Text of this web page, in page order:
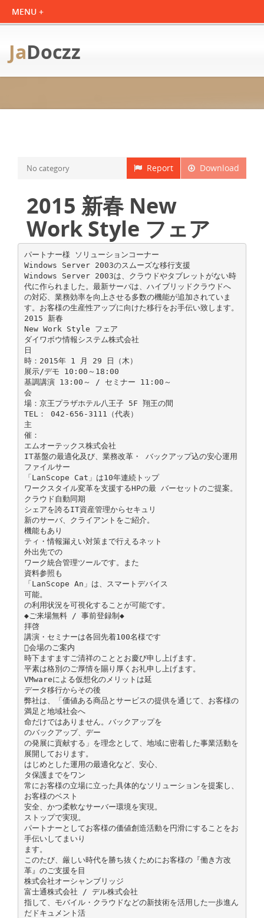
JaDoczz
Download
Report
No category
2015 新春 New
Work Style フェア
パートナー様 ソリューションコーナー
Windows Server 2003のスムーズな移行支援
Windows Server 2003は、クラウドやタブレットがない時
代に作られました。最新サーバは、ハイブリッドクラウドへ
の対応、業務効率を向上させる多数の機能が追加されていま
す。お客様の生産性アップに向けた移行をお手伝い致します。
2015 新春
New Work Style フェア
ダイワボウ情報システム株式会社
日
時：2015年 1 月 29 日（木）
展示/デモ 10:00～18:00
基調講演 13:00～ / セミナー 11:00～
会
場：京王プラザホテル八王子 5F 翔王の間
TEL： 042-656-3111（代表）
主
催：
エムオーテックス株式会社
IT基盤の最適化及び、業務改革・ バックアップ込の安心運用
ファイルサー
「LanScope Cat」は10年連続トップ
ワークスタイル変革を支援するHPの最 バーセットのご提案。
クラウド自動同期
シェアを誇るIT資産管理からセキュリ
新のサーバ、クライアントをご紹介。
機能もあり
ティ・情報漏えい対策まで行えるネット
外出先での
ワーク統合管理ツールです。また
資料参照も
「LanScope An」は、スマートデバイス
可能。
の利用状況を可視化することが可能です。
◆ご来場無料 / 事前登録制◆
拝啓
講演・セミナーは各回先着100名様です
会場のご案内
時下ますますご清祥のこととお慶び申し上げます。
平素は格別のご厚情を賜り厚くお礼申し上げます。
VMwareによる仮想化のメリットは延
データ移行からその後
弊社は、「価値ある商品とサービスの提供を通じて、お客様の
満足と地域社会へ
命だけではありません。バックアップを
のバックアップ、デー
の発展に貢献する」を理念として、地域に密着した事業活動を
展開しております。
はじめとした運用の最適化など、安心、
タ保護までをワン
常にお客様の立場に立った具体的なソリューションを提案し、
お客様のベスト
安全、かつ柔軟なサーバー環境を実現。
ストップで実現。
パートナーとしてお客様の価値創造活動を円滑にすることをお
手伝いしてまいり
ます。
このたび、厳しい時代を勝ち抜くためにお客様の『働き方改
革』のご支援を目
株式会社オーシャンブリッジ
富士通株式会社 / デル株式会社
指して、モバイル・クラウドなどの新技術を活用した一歩進ん
だドキュメント活